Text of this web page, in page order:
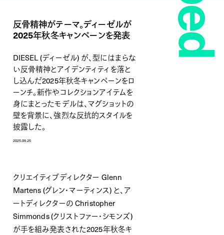
反骨精神がテーマ。ディーゼルが
2025年秋冬キャンペーンを発表
DIESEL (ディーゼル) が、型にはまらな
い反骨精神とアイデンティティを落と
し込んだ2025年秋冬キャンペーンをロ
ーンチ。新作やコレクションアイテムを
身にまとったモデルは、マグショットの
壁を背景に、強烈な反抗的スタイルを
披露した。
2025.09.25
クリエイティブディレクター Glenn
Martens (グレン・マーティンス) と、ア
ートディレクターの Christopher
Simmonds (クリストファー・シモンズ)
が手を組み発表された2025年秋冬キ